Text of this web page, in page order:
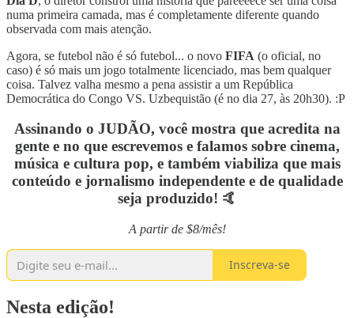
numa primeira camada, mas é completamente diferente quando
observada com mais atenção.
Agora, se futebol não é só futebol... o novo FIFA (o oficial, no
caso) é só mais um jogo totalmente licenciado, mas bem qualquer
coisa. Talvez valha mesmo a pena assistir a um República
Democrática do Congo VS. Uzbequistão (é no dia 27, às 20h30). :P
Assinando o JUDÃO, você mostra que acredita na
gente e no que escrevemos e falamos sobre cinema,
música e cultura pop, e também viabiliza que mais
conteúdo e jornalismo independente e de qualidade
seja produzido! 🤙
A partir de $8/mês!
Inscreva-se
Nesta edição!